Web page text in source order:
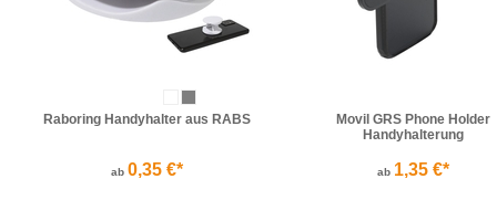
Raboring Handyhalter aus RABS
ab 0,35 €*
Movil GRS Phone Holder
Handyhalterung
ab 1,35 €*